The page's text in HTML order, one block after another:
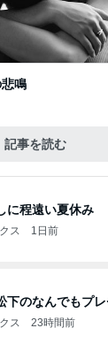
鳴
記事を読む
に程遠い夏休み
ス 1日前
下のなんでもプレ
ス 23時間前